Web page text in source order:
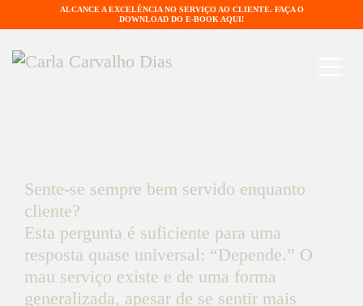
ALCANCE A EXCELÊNCIA NO SERVIÇO AO CLIENTE. FAÇA O
DOWNLOAD DO E-BOOK AQUI!
Sente-se sempre bem servido enquanto
cliente?
Esta pergunta é suficiente para uma
resposta quase universal: “Depende.” O
mau serviço existe e de uma forma
generalizada, apesar de se sentir mais